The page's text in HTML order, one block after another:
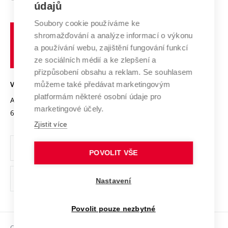
E-přihláška
Systém zajišťování kvality výzkumu
Výzkumné infrastruktury
Transfer znalostí
Open Science
Projekty
Projekty ze strukturálních fondů
Specifický výzkum
Zahraniční spolupráce
Spolupráce se školami
Služby univerzity
Mezinárodní dohody
Univerzitní sítě
Profil univerzity
Udržitelná univerzita
Podnikavá univerzita / ContriBUTe
Bezpečná univerzita
Vyznamenání
Organizační struktura
Ochrana osobních údajů
odkaz)
učení
technické
VYSOKÉ UČENÍ TECHNICKÉ V BRNĚ
Antonínská 548/1
602 00 Brno
www.vut.cz
vut@vutbr.cz
údajů
Soubory cookie používáme ke
shromažďování a analýze informací o výkonu
a používání webu, zajištění fungování funkcí
ze sociálních médií a ke zlepšení a
přizpůsobení obsahu a reklam. Se souhlasem
můžeme také předávat marketingovým
platformám některé osobní údaje pro
marketingové účely.
Zjistit více
POVOLIT VŠE
Nastavení
Povolit pouze nezbytné